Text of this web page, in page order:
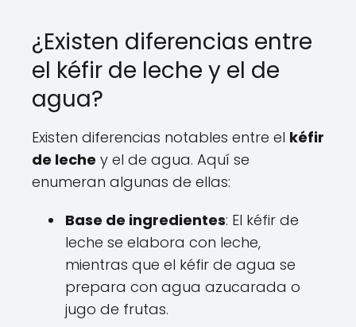
¿Existen diferencias entre
el kéfir de leche y el de
agua?
Existen diferencias notables entre el kéfir
de leche y el de agua. Aquí se
enumeran algunas de ellas:
Base de ingredientes: El kéfir de
leche se elabora con leche,
mientras que el kéfir de agua se
prepara con agua azucarada o
jugo de frutas.